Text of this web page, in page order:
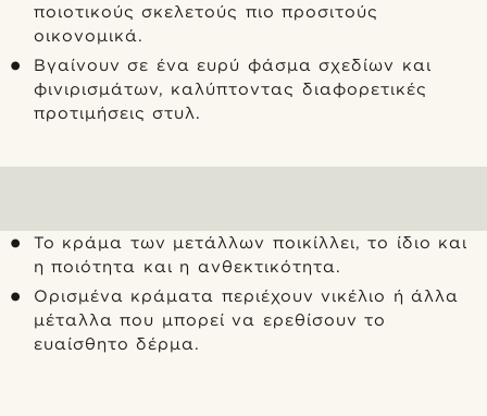
ποιοτικούς σκελετούς πιο προσιτούς
οικονομικά.
Βγαίνουν σε ένα ευρύ φάσμα σχεδίων και
φινιρισμάτων, καλύπτοντας διαφορετικές
προτιμήσεις στυλ.
Το κράμα των μετάλλων ποικίλλει, το ίδιο και
η ποιότητα και η ανθεκτικότητα.
Ορισμένα κράματα περιέχουν νικέλιο ή άλλα
μέταλλα που μπορεί να ερεθίσουν το
ευαίσθητο δέρμα.